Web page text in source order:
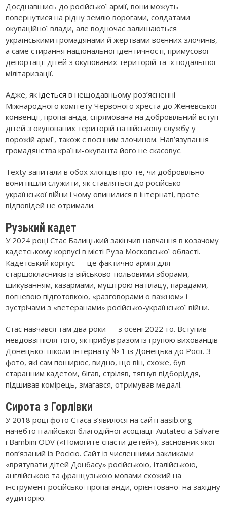
Доєднавшись до російської армії, вони можуть
повернутися на рідну землю ворогами, солдатами
окупаційної влади, але водночас залишаються
українськими громадянами й жертвами воєнних злочинів,
а саме стирання національної ідентичності, примусової
депортації дітей з окупованих територій та їх подальшої
мілітаризації.
Адже, якідеться в нещодавньому роз’ясненні
Міжнародного комітету Червоного хреста до Женевської
конвенції, пропаганда, спрямована на добровільний вступ
дітей з окупованих територій на військову службу у
ворожій армії, також є воєнним злочином. Нав’язування
громадянства країни-окупанта його не скасовує.
Texty запитали в обох хлопців про те, чи добровільно
вони пішли служити, як ставляться до російсько-
української війни і чому опинилися в інтернаті, проте
відповідей не отримали.
Рузький кадет
У 2024 році Стас Балицький закінчив навчання в козачому
кадетському корпусі в місті Руза Московської області.
Кадетський корпус — це фактично армія для
старшокласників із військово-польовими зборами,
шикуванням, казармами, муштрою на плацу, парадами,
вогневою підготовкою, «разговорами о важном» і
зустрічами з «ветеранами» російсько-української війни.
Стас навчався там два роки — з осені 2022-го. Вступив
невдовзі після того, як прибув разом із групою вихованців
Донецької школи-інтернату № 1 із Донецька до Росії. З
фото, які сам поширює, видно, що він, схоже, був
старанним кадетом, бігав, стріляв, тягнув підборіддя,
підшивав комірець, змагався, отримував медалі.
Сирота з Горлівки
У 2018 році фото Стаса з’явилося на сайті aasib.org —
начебто італійської благодійної асоціації Aiutateci a Salvare
i Bambini ODV («Помогите спасти детей»), засновник якої
пов’язаний із Росією. Сайт із численними закликами
«врятувати дітей Донбасу» російською, італійською,
англійською та французькою мовами схожий на
інструмент російської пропаганди, орієнтованої на західну
аудиторію.